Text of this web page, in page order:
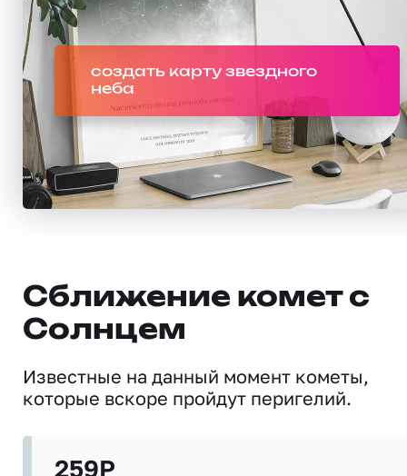
создать карту звездного
неба
Сближение комет с
Солнцем
Известные на данный момент кометы,
которые вскоре пройдут перигелий.
259P